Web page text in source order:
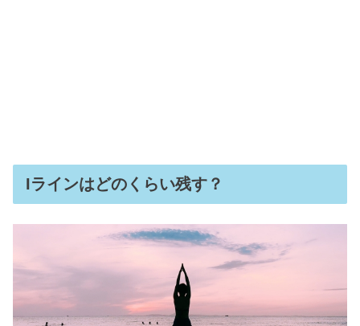
Iラインはどのくらい残す？